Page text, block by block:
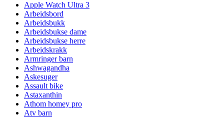
Apple Watch Ultra 3
Arbeidsbord
Arbeidsbukk
Arbeidsbukse dame
Arbeidsbukse herre
Arbeidskrakk
Armringer barn
Ashwagandha
Askesuger
Assault bike
Astaxanthin
Athom homey pro
Atv barn